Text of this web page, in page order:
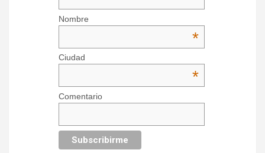
Nombre
*
Ciudad
*
Comentario